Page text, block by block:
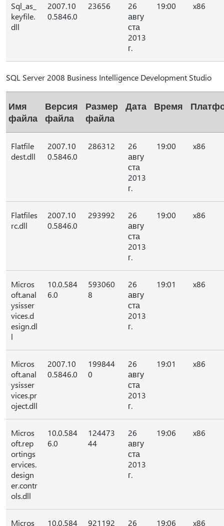
Sql_as_
keyfile.
dll
2007.10
0.5846.0
23656
26
авгу
ста
2013
г.
19:00 x86
SQL Server 2008 Business Intelligence Development Studio
Имя
файла
Версия
файла
Размер
файла
Дата Время
Flatfile
dest.dll
2007.10
0.5846.0
286312
26
авгу
ста
2013
г.
19:00 x86
Flatfiles
rc.dll
2007.10
0.5846.0
293992
26
авгу
ста
2013
г.
19:00 x86
Micros
oft.anal
ysisser
vices.d
esign.dl
l
10.0.584
6.0
593060
8
26
авгу
ста
2013
г.
19:01 x86
Micros
oft.anal
ysisser
vices.pr
oject.dll
2007.10
0.5846.0
199844
0
26
авгу
ста
2013
г.
19:01 x86
Micros
oft.rep
ortings
ervices.
design
er.contr
ols.dll
10.0.584
6.0
124473
44
26
авгу
ста
2013
г.
19:06 x86
Micros 10.0.584 921192 26 19:06 x86